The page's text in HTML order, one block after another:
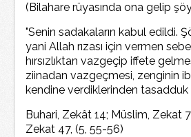
(Bilahare rüyasında ona gelip
"Senin sadakaların kabul edildi.
yani Allah rızası için vermen
hırsızlıktan vazgeçip iffete
ziinadan vazgeçmesi, zenginin
kendine verdiklerinden tasadduk
Buhari, Zekât 14; Müslim, Zekat
Zekat 47, (5, 55-56)